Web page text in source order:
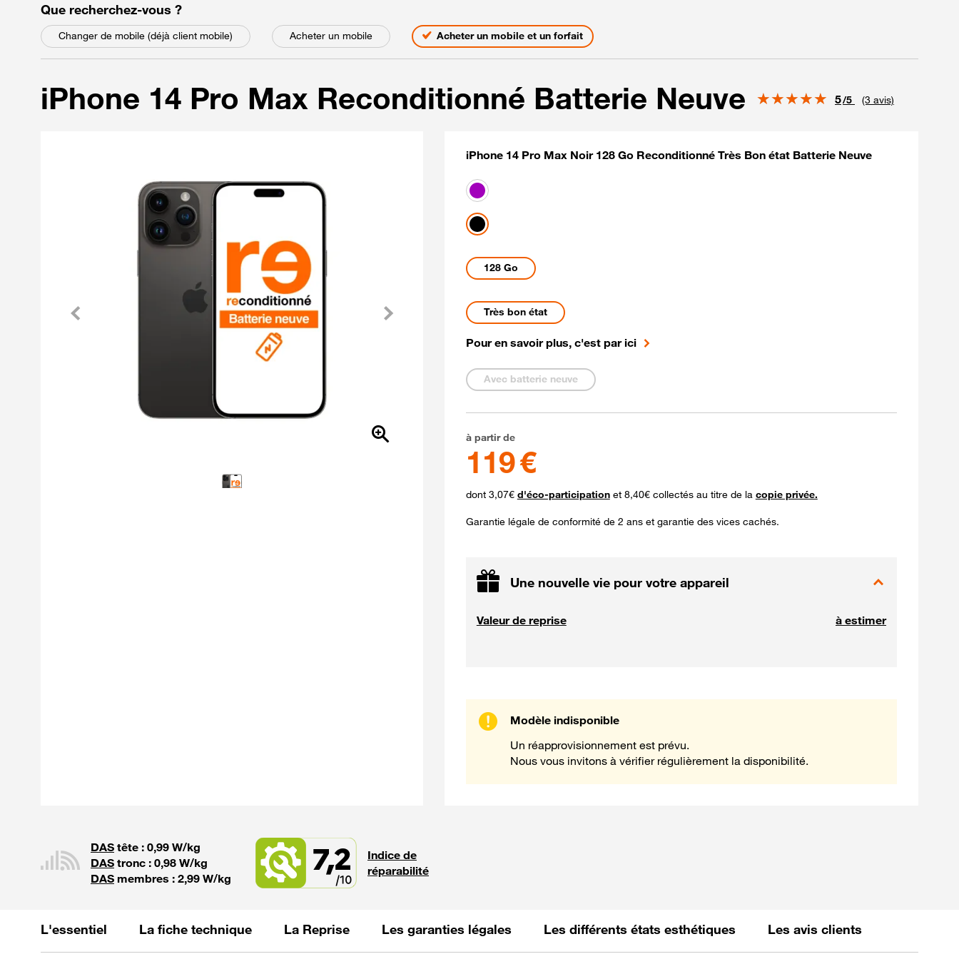
Que recherchez-vous parmi les choix suivants
?
Changer de mobile (déjà client mobile) Acheter un mobile Acheter un mobile et un forfait
iPhone 14 Pro Max Reconditionné Batterie Neuve Note
5/5 (3 avis)
Précédent
iPhone 14 Pro Max Noir 128 Go Reconditionné Très Bon état Batterie Neuve
Coloris disponibles
Violet
Noir
Capacités disponibles
128 Go
Etat du mobile Reconditionné
Très bon état
Pour en savoir plus, c'est par ici
Etat de la batterie
Avec batterie neuve
119 euros
à partir de
119 €
dont 3,07€ d'éco-participation et 8,40€ collectés au titre de la copie privée.
Garantie légale de conformité de 2 ans et garantie des vices cachés.
Une nouvelle vie pour votre appareil
Valeur de reprise à estimer
Modèle indisponible
Un réapprovisionnement est prévu.
Nous vous invitons à vérifier régulièrement la disponibilité.
DAS tête : 0,99 W/kg
DAS tronc : 0,98 W/kg
DAS membres : 2,99 W/kg
7,2
Indice de
réparabilité
L'essentiel La fiche technique La Reprise Les garanties légales Les différents états esthétiques Les avis clients